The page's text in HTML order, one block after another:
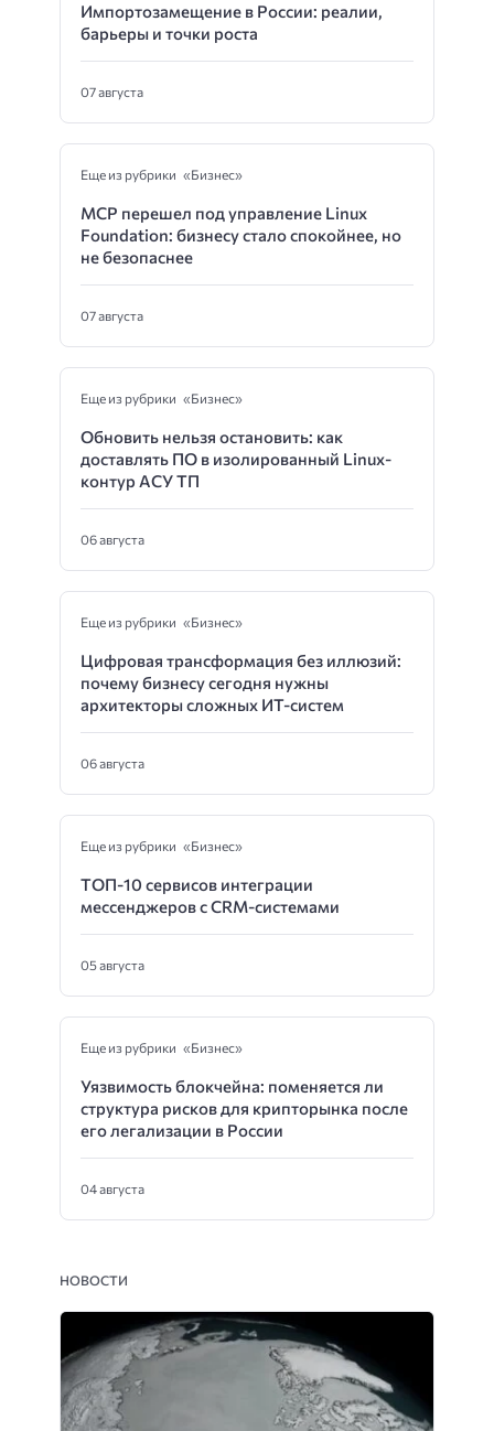
Импортозамещение в России: реалии,
барьеры и точки роста
07 августа
Еще из рубрики «Бизнес»
MCP перешел под управление Linux
Foundation: бизнесу стало спокойнее, но
не безопаснее
07 августа
Еще из рубрики «Бизнес»
Обновить нельзя остановить: как
доставлять ПО в изолированный Linux-
контур АСУ ТП
06 августа
Еще из рубрики «Бизнес»
Цифровая трансформация без иллюзий:
почему бизнесу сегодня нужны
архитекторы сложных ИТ-систем
06 августа
Еще из рубрики «Бизнес»
ТОП-10 сервисов интеграции
мессенджеров с CRM-системами
05 августа
Еще из рубрики «Бизнес»
Уязвимость блокчейна: поменяется ли
структура рисков для крипторынка после
его легализации в России
04 августа
НОВОСТИ